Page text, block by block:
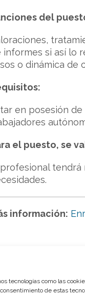
tecnologías como las
de estas
del
informes si así lo
o dinámica de
en posesión
el puesto, se
información: